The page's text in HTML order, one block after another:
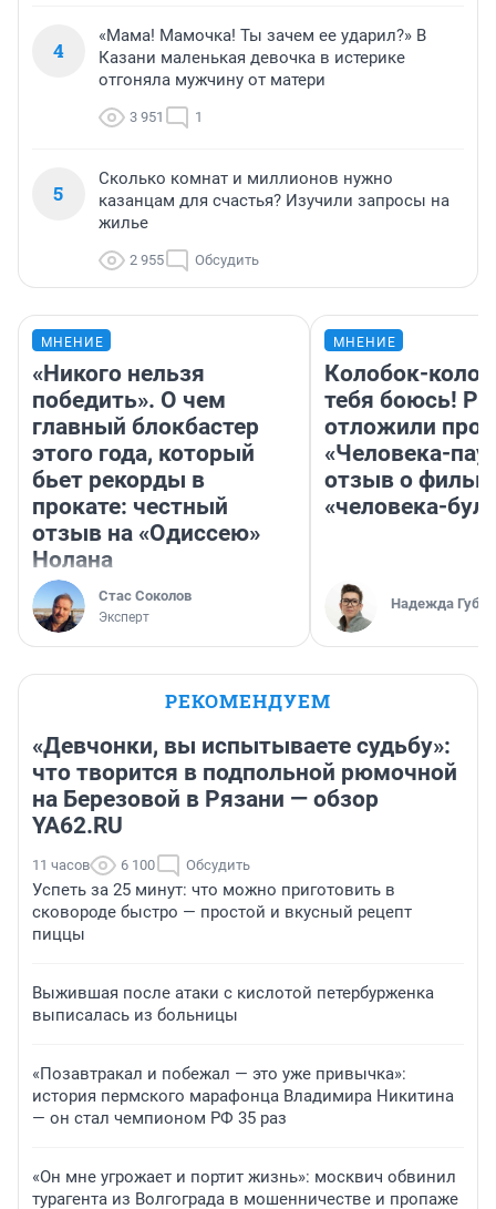
4
«Мама! Мамочка! Ты зачем ее ударил?» В
Казани маленькая девочка в истерике
отгоняла мужчину от матери
3 951 1
5
Сколько комнат и миллионов нужно
казанцам для счастья? Изучили запросы на
жилье
2 955 Обсудить
МНЕНИЕ
«Никого нельзя
победить». О чем
главный блокбастер
этого года, который
бьет рекорды в
прокате: честный
отзыв на «Одиссею»
Нолана
Стас Соколов
Эксперт
МНЕНИЕ
Колобок-
тебя боюсь!
отложили
«Человека-
отзыв о
«человека-
Надежда
РЕКОМЕНДУЕМ
«Девчонки, вы испытываете судьбу»:
что творится в подпольной рюмочной
на Березовой в Рязани — обзор
YA62.RU
11 часов 6 100 Обсудить
Успеть за 25 минут: что можно приготовить в
сковороде быстро — простой и вкусный рецепт
пиццы
Выжившая после атаки с кислотой петербурженка
выписалась из больницы
«Позавтракал и побежал — это уже привычка»:
история пермского марафонца Владимира Никитина
— он стал чемпионом РФ 35 раз
«Он мне угрожает и портит жизнь»: москвич обвинил
турагента из Волгограда в мошенничестве и пропаже